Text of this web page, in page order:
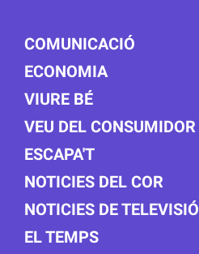
COMUNICACIÓ
ECONOMIA
VIURE BÉ
VEU DEL CONSUMIDOR
ESCAPA'T
NOTICIES DEL COR
NOTICIES DE TELEVISIÓ
EL TEMPS